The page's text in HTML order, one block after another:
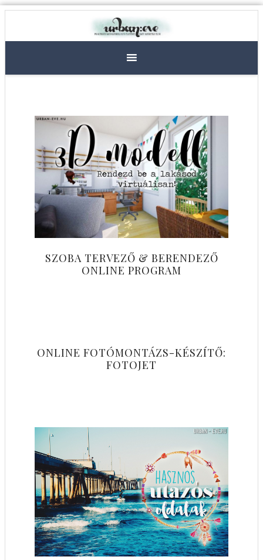
SZOBA TERVEZŐ & BERENDEZŐ
ONLINE PROGRAM
ONLINE FOTÓMONTÁZS-KÉSZÍTŐ:
FOTOJET